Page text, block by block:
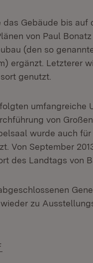
Gebäude bis
von Paul
(den so
ergänzt. Letzterer
genutzt.
umfangreiche
von
wurde auch
Von September
des Landtags von
zu